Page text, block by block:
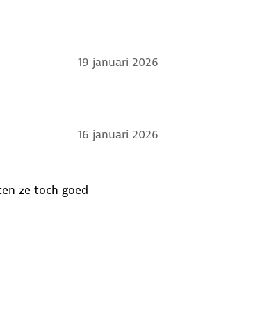
19 januari 2026
16 januari 2026
ze toch goed